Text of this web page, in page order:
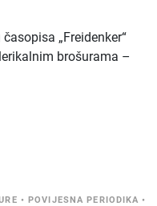
„Freidenker“
brošurama –
•POVIJESNA PERIODIKA •